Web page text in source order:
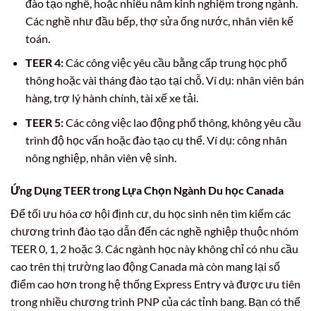
đào tạo nghề, hoặc nhiều năm kinh nghiệm trong ngành.
Các nghề như đầu bếp, thợ sửa ống nước, nhân viên kế
toán.
TEER 4:Các công việc yêu cầu bằng cấp trung học phổ
thông hoặc vài tháng đào tạo tại chỗ. Ví dụ: nhân viên bán
hàng, trợ lý hành chính, tài xế xe tải.
TEER 5:Các công việc lao động phổ thông, không yêu cầu
trình độ học vấn hoặc đào tạo cụ thể. Ví dụ: công nhân
nông nghiệp, nhân viên vệ sinh.
Ứng Dụng TEER trong Lựa Chọn Ngành Du học Canada
Để tối ưu hóa cơ hội định cư, du học sinh nên tìm kiếm các
chương trình đào tạo dẫn đến các nghề nghiệp thuộc nhóm
TEER 0, 1, 2 hoặc 3. Các ngành học này không chỉ có nhu cầu
cao trên thị trường lao động Canada mà còn mang lại số
điểm cao hơn trong hệ thống Express Entry và được ưu tiên
trong nhiều chương trình PNP của các tỉnh bang. Bạn có thể